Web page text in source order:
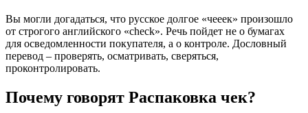
Вы могли догадаться, что русское долгое «чееек» произошло
от строгого английского «check». Речь пойдет не о бумагах
для осведомленности покупателя, а о контроле. Дословный
перевод – проверять, осматривать, сверяться,
проконтролировать.
Почему говорят Распаковка чек?